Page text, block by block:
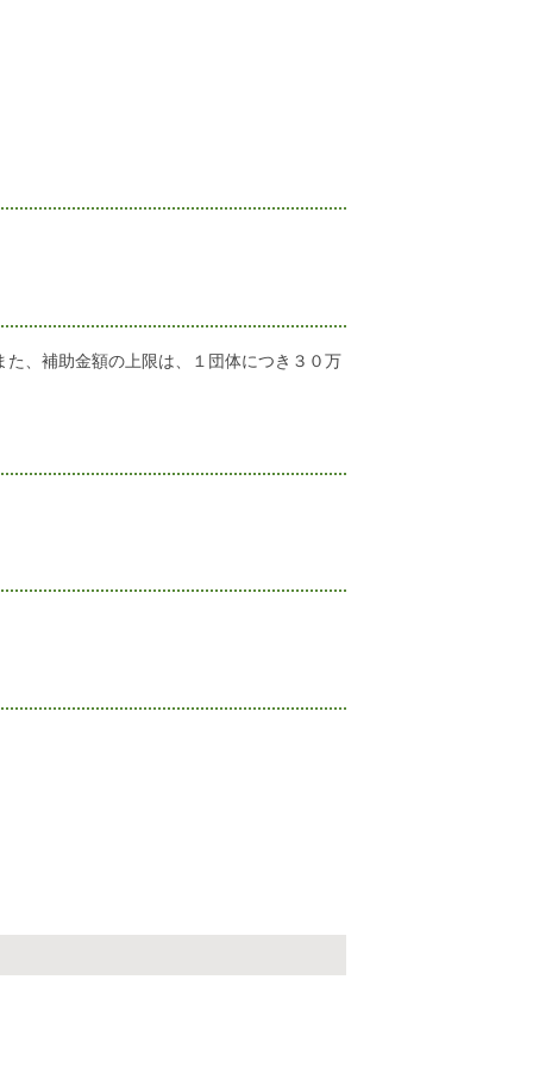
、補助金額の上限は、１団体につき３０万